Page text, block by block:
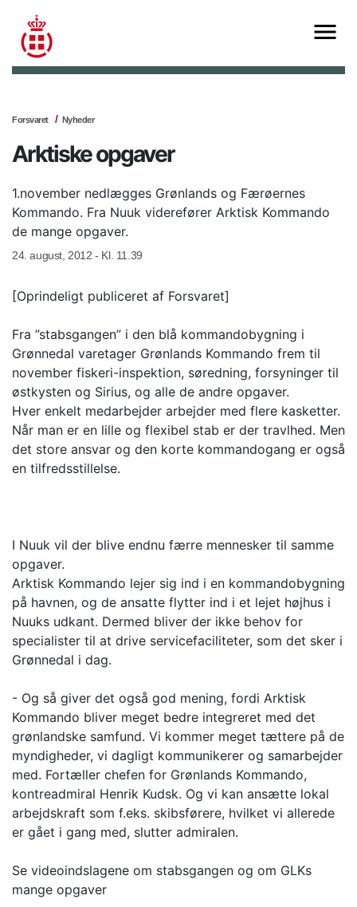
Forsvaret Nyheder
Arktiske opgaver
1.november nedlægges Grønlands og Færøernes
Kommando. Fra Nuuk viderefører Arktisk Kommando
de mange opgaver.
24. august, 2012 - Kl. 11.39
[Oprindeligt publiceret af Forsvaret]
Fra ”stabsgangen” i den blå kommandobygning i
Grønnedal varetager Grønlands Kommando frem til
november fiskeri-inspektion, søredning, forsyninger til
østkysten og Sirius, og alle de andre opgaver.
Hver enkelt medarbejder arbejder med flere kasketter.
Når man er en lille og flexibel stab er der travlhed. Men
det store ansvar og den korte kommandogang er også
en tilfredsstillelse.
I Nuuk vil der blive endnu færre mennesker til samme
opgaver.
Arktisk Kommando lejer sig ind i en kommandobygning
på havnen, og de ansatte flytter ind i et lejet højhus i
Nuuks udkant. Dermed bliver der ikke behov for
specialister til at drive servicefaciliteter, som det sker i
Grønnedal i dag.
- Og så giver det også god mening, fordi Arktisk
Kommando bliver meget bedre integreret med det
grønlandske samfund. Vi kommer meget tættere på de
myndigheder, vi dagligt kommunikerer og samarbejder
med. Fortæller chefen for Grønlands Kommando,
kontreadmiral Henrik Kudsk. Og vi kan ansætte lokal
arbejdskraft som f.eks. skibsførere, hvilket vi allerede
er gået i gang med, slutter admiralen.
Se videoindslagene om stabsgangen og om GLKs
mange opgaver